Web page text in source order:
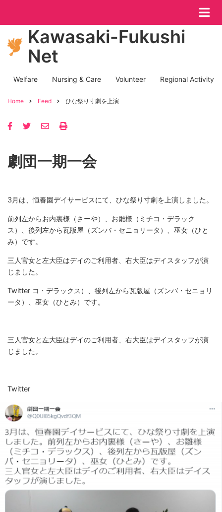
content Kawasaki-Fukushi
Net
Post
Categories
Welfare Nursing & Care Volunteer Regional Activity
Home Feed ひな祭り寸劇を上演
劇団一期一会
3月は、恒春園デイサービスにて、ひな祭り寸劇を上演しました。
前列左からお内裏様（さーや）、お雛様（ミチコ・デラック
ス）、後列左から瓦版屋（ズンバ・セニョリータ）、巫女（ひと
み）です。
三人官女と左大臣はデイのご利用者、右大臣はデイスタッフが演
じました。
Twitter コ・デラックス）、後列左から瓦版屋（ズンバ・セニョリ
ータ）、巫女（ひとみ）です。
三人官女と左大臣はデイのご利用者、右大臣はデイスタッフが演
じました。
Twitter
画
像